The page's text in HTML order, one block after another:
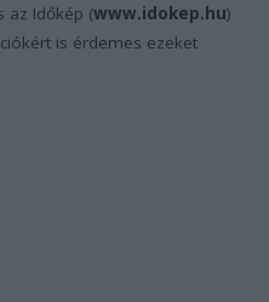
az Időkép (www.idokep.hu)
is érdemes ezeket